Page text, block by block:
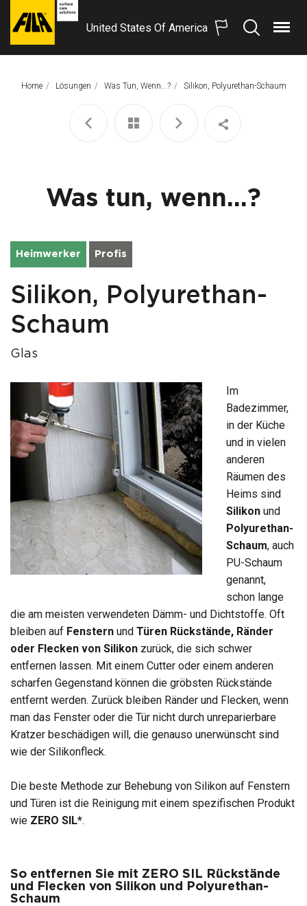
FILA
S.p.A.
United States Of America
SuchenMenü
Home Lösungen Was Tun, Wenn...? Aktuelle Seite:
Silikon, Polyurethan-Schaum
Was tun, wenn...?
Heimwerker Profis
Silikon, Polyurethan-
Schaum
Glas
Im
Badezimmer,
in der Küche
und in vielen
anderen
Räumen des
Heims sind
Silikon und
Polyurethan-
Schaum, auch
PU-Schaum
genannt,
schon lange
die am meisten verwendeten Dämm- und Dichtstoffe. Oft
bleiben auf Fenstern und Türen Rückstände, Ränder
oder Flecken von Silikon zurück, die sich schwer
entfernen lassen. Mit einem Cutter oder einem anderen
scharfen Gegenstand können die gröbsten Rückstände
entfernt werden. Zurück bleiben Ränder und Flecken, wenn
man das Fenster oder die Tür nicht durch unreparierbare
Kratzer beschädigen will, die genauso unerwünscht sind
wie der Silikonfleck.
Die beste Methode zur Behebung von Silikon auf Fenstern
und Türen ist die Reinigung mit einem spezifischen Produkt
wie ZERO SIL*.
So entfernen Sie mit ZERO SIL Rückstände
und Flecken von Silikon und Polyurethan-
Schaum